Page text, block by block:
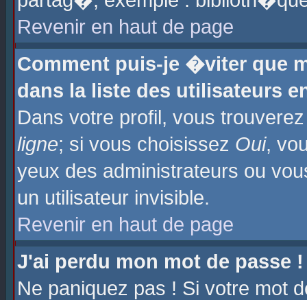
Revenir en haut de page
Comment puis-je �viter que
dans la liste des utilisateurs
Dans votre profil, vous
ligne; si vous choisissez Oui,
yeux des administrateurs ou
un utilisateur invisible.
Revenir en haut de page
J'ai perdu mon mot de passe !
Ne paniquez pas ! Si votre